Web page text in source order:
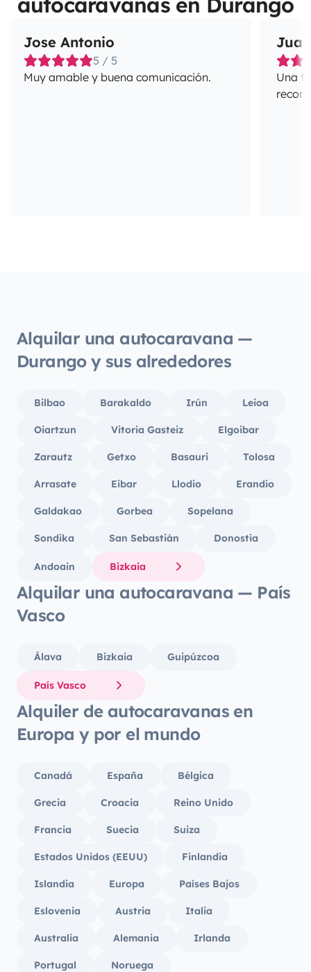
Jose Antonio
5 / 5
Muy amable y buena comunicación.
Una
Alquilar una autocaravana —
Durango y sus alrededores
Bilbao Barakaldo Irún Leioa
Oiartzun Vitoria Gasteiz Elgoibar
Zarautz Getxo Basauri Tolosa
Arrasate Eibar Llodio Erandio
Galdakao Gorbea Sopelana
Sondika San Sebastián Donostia
Andoain Bizkaia
Alquilar una autocaravana — País
Vasco
Álava Bizkaia Guipúzcoa
País Vasco
Alquiler de autocaravanas en
Europa y por el mundo
Canadá España Bélgica
Grecia Croacia Reino Unido
Francia Suecia Suiza
Estados Unidos (EEUU) Finlandia
Islandia Europa Países Bajos
Eslovenia Austria Italia
Australia Alemania Irlanda
Portugal Noruega